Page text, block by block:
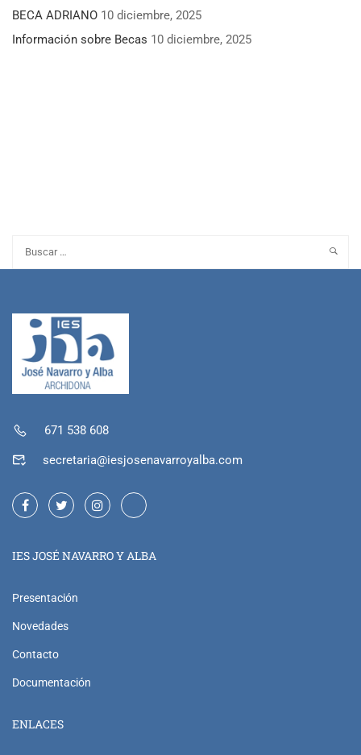
BECA ADRIANO 10 diciembre, 2025
Información sobre Becas 10 diciembre, 2025
671 538 608
secretaria@iesjosenavarroyalba.com
IES JOSÉ NAVARRO Y ALBA
Presentación
Novedades
Contacto
Documentación
ENLACES